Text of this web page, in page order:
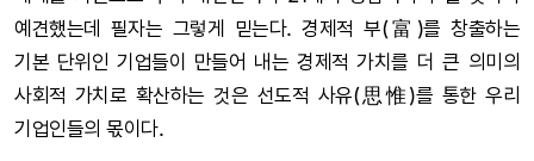
예견했는데 필자는 그렇게 믿는다. 경제적 부(富)를 창출하는
기본 단위인 기업들이 만들어 내는 경제적 가치를 더 큰 의미의
사회적 가치로 확산하는 것은 선도적 사유(思惟)를 통한 우리
기업인들의 몫이다.